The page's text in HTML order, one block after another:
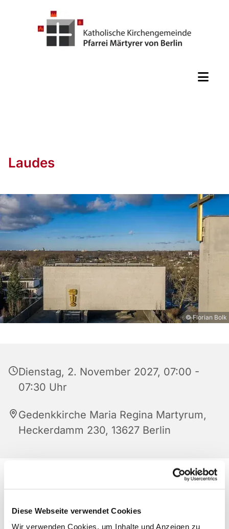
Diese Webseite verwendet Cookies
Wir verwenden Cookies, um Inhalte und Anzeigen zu
Laudes
© Florian Bolk
Dienstag, 2. November 2027, 07:00 -
07:30 Uhr
Gedenkkirche Maria Regina Martyrum,
Heckerdamm 230, 13627 Berlin